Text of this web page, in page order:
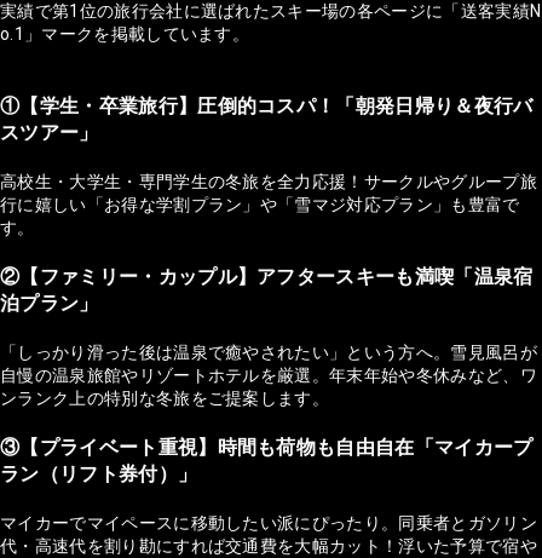
実績で第1位の旅行会社に選ばれたスキー場の各ページに「送客実績N
o.1」マークを掲載しています。
①【学生・卒業旅行】圧倒的コスパ！「朝発日帰り＆夜行バ
スツアー」
高校生・大学生・専門学生の冬旅を全力応援！サークルやグループ旅
行に嬉しい「お得な学割プラン」や「雪マジ対応プラン」も豊富で
す。
②【ファミリー・カップル】アフタースキーも満喫「温泉宿
泊プラン」
「しっかり滑った後は温泉で癒やされたい」という方へ。雪見風呂が
自慢の温泉旅館やリゾートホテルを厳選。年末年始や冬休みなど、ワ
ンランク上の特別な冬旅をご提案します。
③【プライベート重視】時間も荷物も自由自在「マイカープ
ラン（リフト券付）」
マイカーでマイペースに移動したい派にぴったり。同乗者とガソリン
代・高速代を割り勘にすれば交通費を大幅カット！浮いた予算で宿や